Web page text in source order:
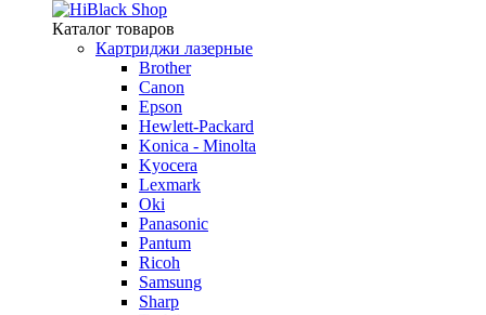
Каталог товаров
Картриджи лазерные
Brother
Canon
Epson
Hewlett-Packard
Konica - Minolta
Kyocera
Lexmark
Oki
Panasonic
Pantum
Ricoh
Samsung
Sharp